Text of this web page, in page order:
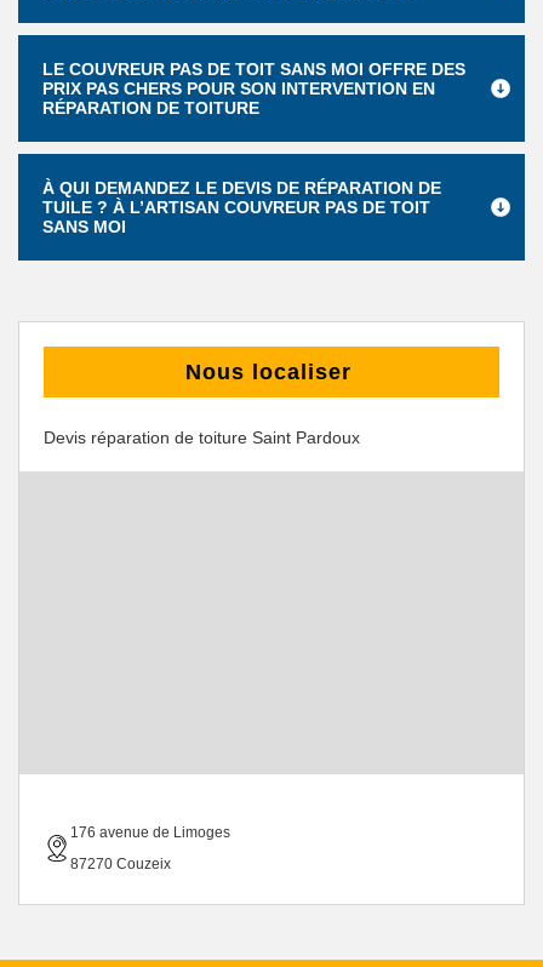
LE COUVREUR PAS DE TOIT SANS MOI OFFRE DES
PRIX PAS CHERS POUR SON INTERVENTION EN
RÉPARATION DE TOITURE
À QUI DEMANDEZ LE DEVIS DE RÉPARATION DE
TUILE ? À L’ARTISAN COUVREUR PAS DE TOIT
SANS MOI
Nous localiser
Devis réparation de toiture Saint Pardoux
176 avenue de Limoges
87270 Couzeix